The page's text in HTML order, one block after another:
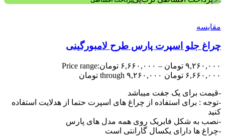
مقایسه
چراغ جلو اسپرت پارس طرح لامبورگینی
۹,۲۶۰,۰۰۰ تومان – ۶,۶۶۰,۰۰۰ تومانPrice range:
۶,۶۶۰,۰۰۰ تومان through ۹,۲۶۰,۰۰۰ تومان
-قیمت برای یک جفت میباشد
-توجه : برای استفاده از چراغ های اسپرت حتما از هدلایت استفاده
کنید
-نصب به شکل فابریک روی همه مدل های پارس
-چراغ ها دارای یکسال گارانتی است